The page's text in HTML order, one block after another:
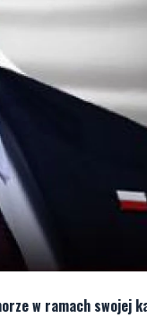
w ramach swojej